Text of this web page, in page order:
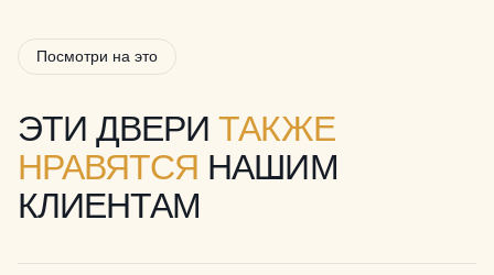
Посмотри на это
ЭТИ ДВЕРИТАКЖЕ
НРАВЯТСЯ НАШИМ
КЛИЕНТАМ